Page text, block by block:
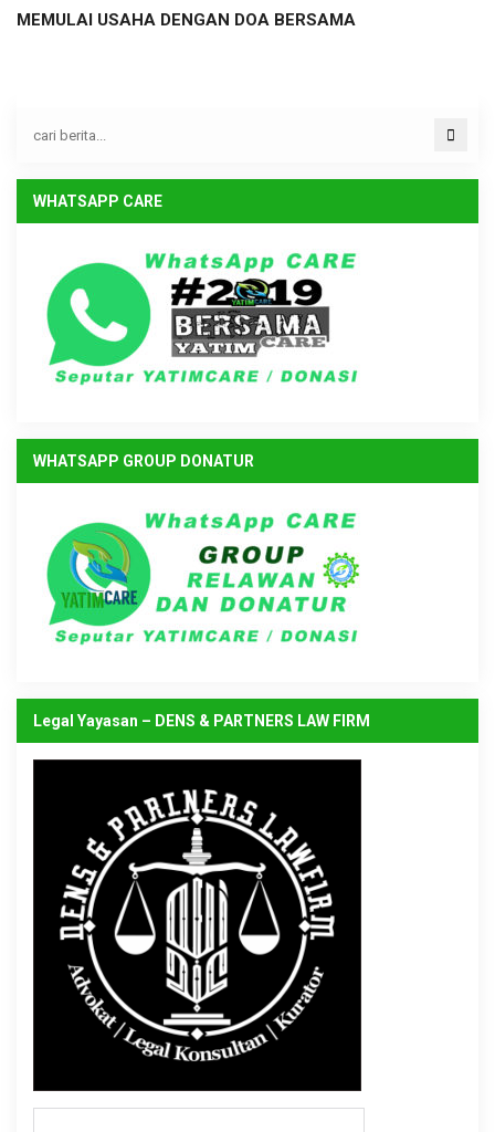
MEMULAI USAHA DENGAN DOA BERSAMA
WHATSAPP CARE
WHATSAPP GROUP DONATUR
Legal Yayasan – DENS & PARTNERS LAW FIRM